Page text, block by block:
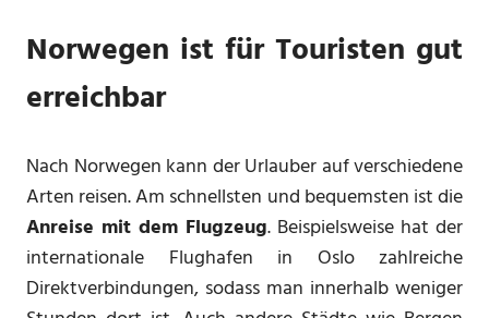
Norwegen ist für Touristen gut
erreichbar
Nach Norwegen kann der Urlauber auf verschiedene
Arten reisen. Am schnellsten und bequemsten ist die
Anreise mit dem Flugzeug. Beispielsweise hat der
internationale Flughafen in Oslo zahlreiche
Direktverbindungen, sodass man innerhalb weniger